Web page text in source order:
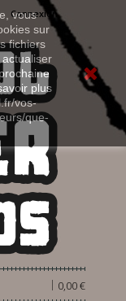
vous
sur
fichiers
plus
vos-
que-
Connexion
0,00 €
|